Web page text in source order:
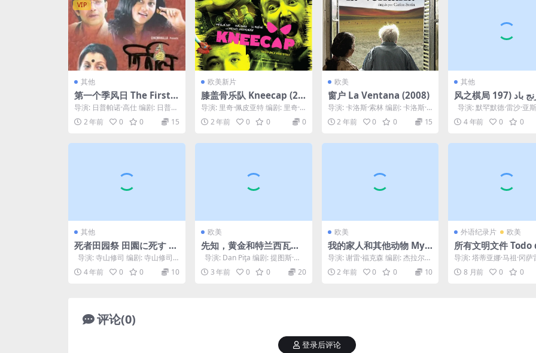
VIP
其他
第一个季风日 The First
Monsoon Day (2002)
导演: 日普帕诺·高仕 编剧: 日普帕
诺·高仕 主演: 阿帕纳·珊 / 米特胡
恩...2 年前 0 0 15
欧美新片
膝盖骨乐队 Kneecap (20
24
导演: 里奇·佩皮亚特 编剧: 里奇·
佩皮亚特 / 莫格莱·巴普 / 莫·查
拉 ...2 年前 0 0 0
欧美
窗户 La Ventana (2008)
导演: 卡洛斯·索林 编剧: 卡洛斯·
索林 主演: 安东尼·奥雷塔 / Mar
í... 2 年前 0 0 15
其他
风之棋局 شطرنج باد (197
6)
导演: 默罕默德·雷沙·亚
编剧: 默罕默德·雷沙·亚斯
4 年前 0 0
其他
死者田园祭 田園に死す (1
974)
导演: 寺山修司 编剧: 寺山修司
主演: 菅贯太郎 / 高野浩幸...
4 年前 0 0 10
欧美
先知，黄金和特兰西瓦尼
亚人 Profetul, aurul și
ardelenii (1978)
导演: Dan Piţa 编剧: 提图斯·波
波维奇 主演: 伊拉里...
3 年前 0 0 20
欧美
我的家人和其他动物 My F
amily and Other Anim
als (2005)
导演: 谢雷·福克森 编剧: 杰拉尔德
·杜瑞尔 / 西蒙·尼耶 主演: Euge...
2 年前 0 0 10
外语纪录片 欧美
所有文明文件
mento de
(2024)
导演: 塔蒂亚娜·马祖·冈萨
剧: 塔蒂亚娜·马祖·冈萨雷
型: 纪录...
8 月前 0 0
评论(0)
登录后评论